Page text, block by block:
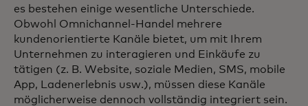
es bestehen einige wesentliche Unterschiede.
Obwohl Omnichannel-Handel mehrere
kundenorientierte Kanäle bietet, um mit Ihrem
Unternehmen zu interagieren und Einkäufe zu
tätigen (z. B. Website, soziale Medien, SMS, mobile
App, Ladenerlebnis usw.), müssen diese Kanäle
möglicherweise dennoch vollständig integriert sein.